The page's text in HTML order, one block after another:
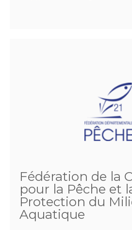
Fédération de la
pour la Pêche et
Protection du
Aquatique